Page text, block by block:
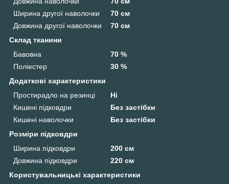
Ширина другої наволочки
70 см
Довжина другої наволочки
70 см
Склад тканини
Бавовна
70 %
Поліестер
30 %
Додаткові характеристики
Простирадло на резинці
Ні
Кишені підковдри
Без застібки
Кишені наволочки
Без застібки
Розміри підковдри
Ширина підковдри
200 см
Довжина підковдри
220 см
Користувальницькі характеристики